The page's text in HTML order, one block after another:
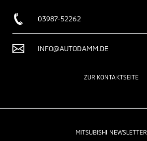
03987-52262
INFO@AUTODAMM.DE
ZUR KONTAKTSEITE
MITSUBISHI NEWSLETTER